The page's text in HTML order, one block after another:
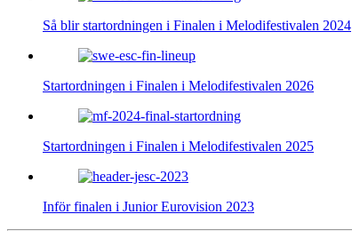
Så blir startordningen i Finalen i Melodifestivalen 2024
Startordningen i Finalen i Melodifestivalen 2026
Startordningen i Finalen i Melodifestivalen 2025
Inför finalen i Junior Eurovision 2023